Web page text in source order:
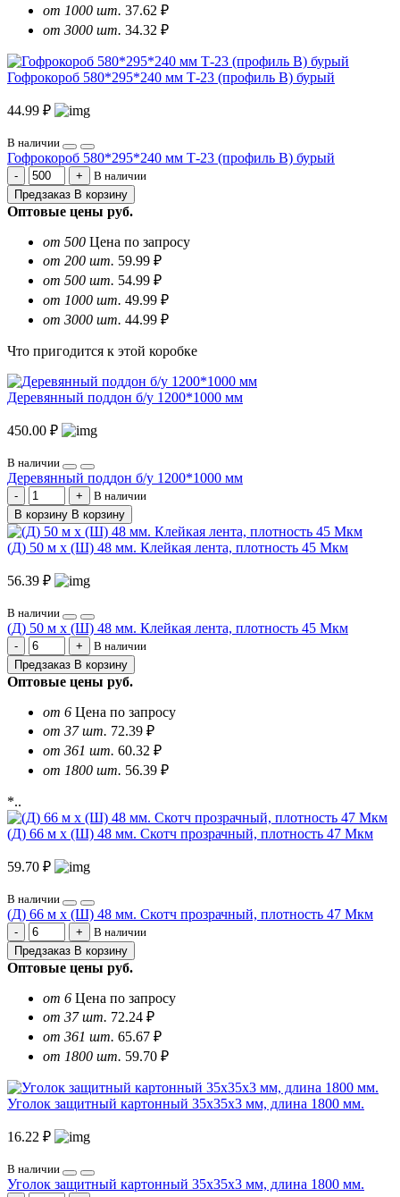
от 1000 шт. 37.62 ₽
от 3000 шт. 34.32 ₽
Гофрокороб 580*295*240 мм Т-23 (профиль B) бурый
44.99 ₽
В наличии
Гофрокороб 580*295*240 мм Т-23 (профиль B) бурый
В наличии
Предзаказ В корзину
Оптовые цены руб.
от 500 Цена по запросу
от 200 шт. 59.99 ₽
от 500 шт. 54.99 ₽
от 1000 шт. 49.99 ₽
от 3000 шт. 44.99 ₽
Что пригодится к этой коробке
Деревянный поддон б/у 1200*1000 мм
450.00 ₽
В наличии
Деревянный поддон б/у 1200*1000 мм
В наличии
В корзину В корзину
(Д) 50 м х (Ш) 48 мм. Клейкая лента, плотность 45 Мкм
56.39 ₽
В наличии
(Д) 50 м х (Ш) 48 мм. Клейкая лента, плотность 45 Мкм
В наличии
Предзаказ В корзину
Оптовые цены руб.
от 6 Цена по запросу
от 37 шт. 72.39 ₽
от 361 шт. 60.32 ₽
от 1800 шт. 56.39 ₽
*..
(Д) 66 м х (Ш) 48 мм. Скотч прозрачный, плотность 47 Мкм
59.70 ₽
В наличии
(Д) 66 м х (Ш) 48 мм. Скотч прозрачный, плотность 47 Мкм
В наличии
Предзаказ В корзину
Оптовые цены руб.
от 6 Цена по запросу
от 37 шт. 72.24 ₽
от 361 шт. 65.67 ₽
от 1800 шт. 59.70 ₽
Уголок защитный картонный 35х35х3 мм, длина 1800 мм.
16.22 ₽
В наличии
Уголок защитный картонный 35х35х3 мм, длина 1800 мм.